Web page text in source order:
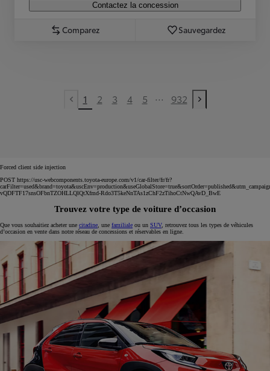
Contactez la concession
Comparez Sauvegardez
Previous page
1 2 3 4 5 ... 932
Next page
Forced client side injection
POST https://usc-webcomponents.toyota-europe.com/v1/car-filter/fr/fr?
vQDFTF17snsOFbnTZOHLLQlQtXfmd-Rdo3T5keNnTAs1zChF2zTihoCtNwQAvD_BwE
Trouvez votre type de voiture d’occasion
Que vous souhaitiez acheter une citadine , une familiale ou un SUV, retrouvez tous les types de véhicules
d’occasion en vente dans notre réseau de concessions et réservables en ligne.